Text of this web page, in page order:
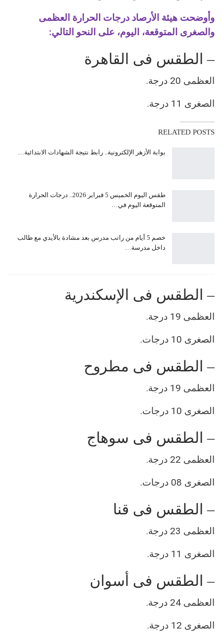
وأوضحت هيئة الأرصاد درجات الحرارة العظمى
والصغرى المتوقعة، اليوم، على النحو التالي:
– الطقس فى القاهرة
العظمى 20 درجة.
الصغرى 11 درجة.
RELATED POSTS
بوابة الأزهر الإلكترونية.. رابط نتيجة الشهادات الابتدائية…
طقس اليوم الخميس 5 فبراير 2026.. درجات الحرارة
المتوقعة اليوم في…
خصم 5 أيام من راتب مدرس بعد مشادة بالأيدي مع طالب
داخل مدرسة…
– الطقس فى الإسكندرية
العظمى 19 درجة.
الصغرى 10 درجات.
– الطقس فى مطروح
العظمى 19 درجة.
الصغرى 10 درجات.
– الطقس فى سوهاج
العظمى 22 درجة.
الصغرى 08 درجات.
– الطقس فى قنا
العظمى 23 درجة.
الصغرى 11 درجة.
– الطقس فى أسوان
العظمى 24 درجة.
الصغرى 12 درجة.